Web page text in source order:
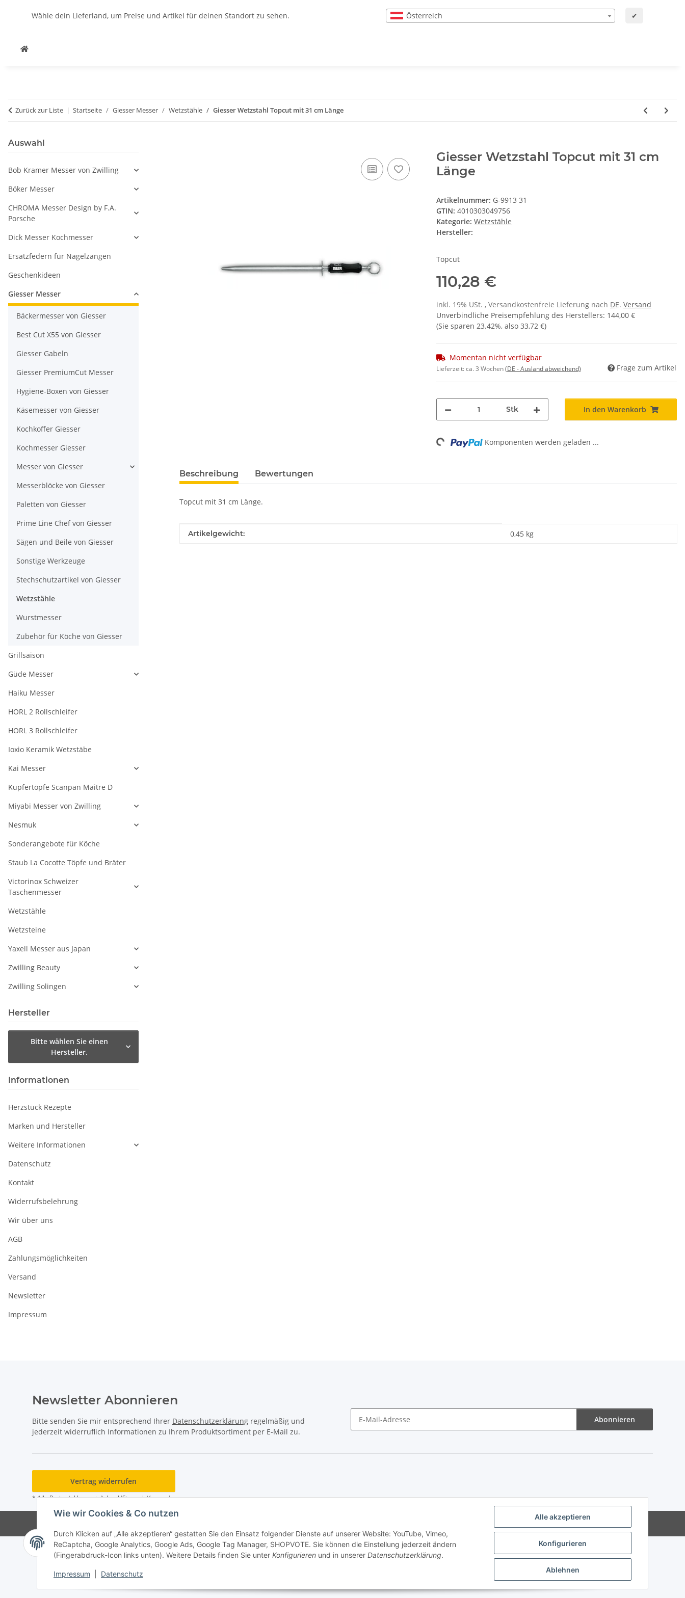
Alle akzeptieren
Konfigurieren
Ablehnen
Wie wir Cookies & Co nutzen
Durch Klicken auf „Alle akzeptieren“ gestatten Sie den Einsatz folgender Dienste auf unserer Website: YouTube, Vimeo,
ReCaptcha, Google Analytics, Google Ads, Google Tag Manager, SHOPVOTE. Sie können die Einstellung jederzeit ändern
(Fingerabdruck-Icon links unten). Weitere Details finden Sie unter Konfigurieren und in unserer Datenschutzerklärung.
Impressum Datenschutz
Wähle dein Lieferland, um Preise und Artikel für deinen Standort zu sehen. Österreich ✔
Zurück zur Liste Startseite Giesser Messer Wetzstähle Giesser Wetzstahl Topcut mit 31 cm Länge
Giesser Wetzstahl Topcut mit 31 cm
Länge
Artikelnummer: G-9913 31
GTIN: 4010303049756
Kategorie: Wetzstähle
Hersteller:
Topcut
110,28 €
inkl. 19% USt. , Versandkostenfreie Lieferung nach DE. Versand
Unverbindliche Preisempfehlung des Herstellers: 144,00 €
(Sie sparen 23.42%, also 33,72 €)
Momentan nicht verfügbar
Lieferzeit:ca. 3 Wochen(DE - Ausland abweichend) Frage zum Artikel
Stk In den Warenkorb
Loading... Komponenten werden geladen ...
Beschreibung Bewertungen
Topcut mit 31 cm Länge.
Produkteigenschaft
Wert
Artikelgewicht: 0,45 kg
Auswahl
Bob Kramer Messer von Zwilling
Böker Messer
CHROMA Messer Design by F.A.
Porsche
Dick Messer Kochmesser
Ersatzfedern für Nagelzangen
Geschenkideen
Giesser Messer
Bäckermesser von Giesser
Best Cut X55 von Giesser
Giesser Gabeln
Giesser PremiumCut Messer
Hygiene-Boxen von Giesser
Käsemesser von Giesser
Kochkoffer Giesser
Kochmesser Giesser
Messer von Giesser
Messerblöcke von Giesser
Paletten von Giesser
Prime Line Chef von Giesser
Sägen und Beile von Giesser
Sonstige Werkzeuge
Stechschutzartikel von Giesser
Wetzstähle
Wurstmesser
Zubehör für Köche von Giesser
Grillsaison
Güde Messer
Haiku Messer
HORL 2 Rollschleifer
HORL 3 Rollschleifer
Ioxio Keramik Wetzstäbe
Kai Messer
Kupfertöpfe Scanpan Maitre D
Miyabi Messer von Zwilling
Nesmuk
Sonderangebote für Köche
Staub La Cocotte Töpfe und Bräter
Victorinox Schweizer
Taschenmesser
Wetzstähle
Wetzsteine
Yaxell Messer aus Japan
Zwilling Beauty
Zwilling Solingen
Hersteller
Bitte wählen Sie einen
Hersteller.
Informationen
Herzstück Rezepte
Marken und Hersteller
Weitere Informationen
Datenschutz
Kontakt
Widerrufsbelehrung
Wir über uns
AGB
Zahlungsmöglichkeiten
Versand
Newsletter
Impressum
Newsletter Abonnieren
Bitte senden Sie mir entsprechend Ihrer Datenschutzerklärung regelmäßig und
jederzeit widerruflich Informationen zu Ihrem Produktsortiment per E-Mail zu.
Abonnieren
Vertrag widerrufen
* Alle Preise inkl. gesetzlicher USt., zzgl.Versand